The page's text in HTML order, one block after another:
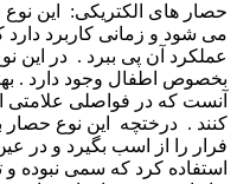
حصار های الکتریکی: این نوع
می شود و زمانی کاربرد دارد
عملکرد آن پی ببرد . در این
بخصوص اطفال وجود دارد .
آنست که در فواصلی علامتی
کنند . درختچه این نوع حصار
فرار را از اسب بگیرد و در
استفاده کرد که سمی نبوده و